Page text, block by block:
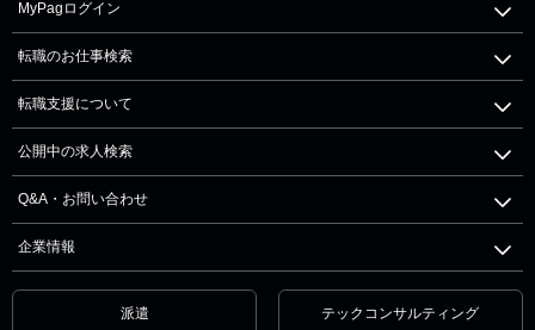
MyPagログイン
転職のお仕事検索
転職支援について
公開中の求人検索
Q&A・お問い合わせ
企業情報
派遣 テックコンサルティング